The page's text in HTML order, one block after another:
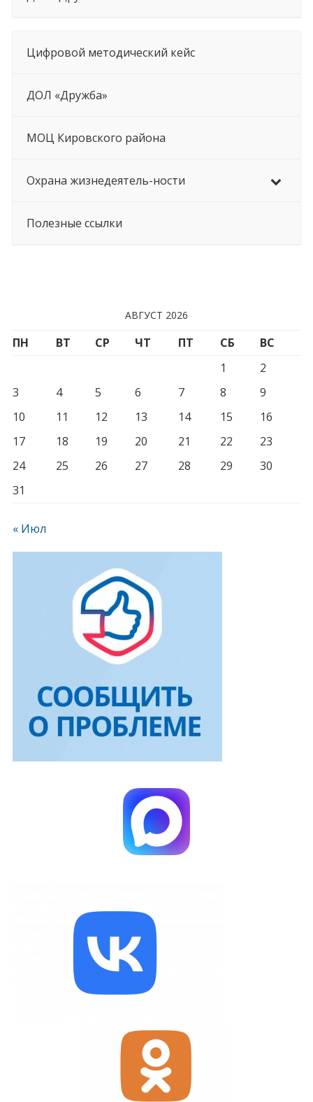
Цифровой методический кейс
ДОЛ «Дружба»
МОЦ Кировского района
Охрана жизнедеятель-ности
Полезные ссылки
АВГУСТ 2026
ПН ВТ СР ЧТ ПТ СБ
ВС
1
2
3
4 5 6 7 8
9
10
11 12 13 14 15
16
17
18 19 20 21 22
23
24
25 26 27 28 29
30
31
« Июл